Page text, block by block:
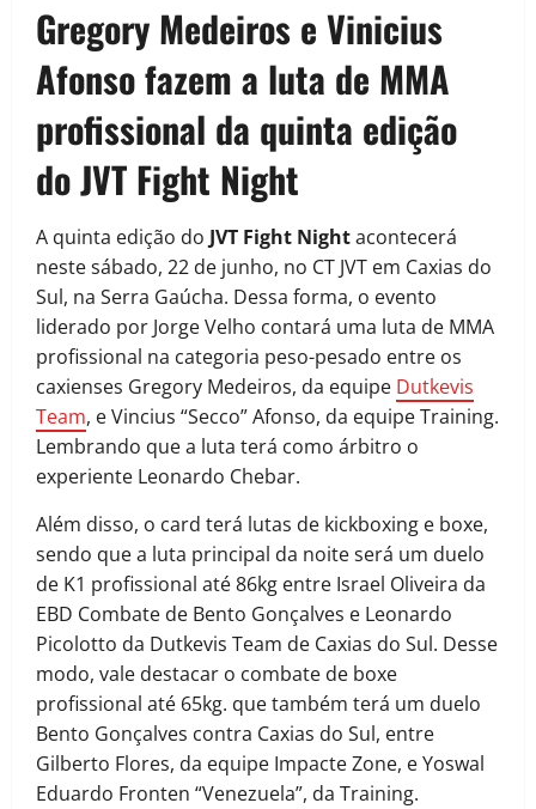
Gregory Medeiros e Vinicius
Afonso fazem a luta de MMA
profissional da quinta edição
do JVT Fight Night
A quinta edição do JVT Fight Nightacontecerá
neste sábado, 22 de junho, no CT JVT em Caxias do
Sul, na Serra Gaúcha. Dessa forma, o evento
liderado por Jorge Velho contará uma luta de MMA
profissional na categoria peso-pesado entre os
caxienses Gregory Medeiros, da equipe Dutkevis
Team, e Vincius “Secco” Afonso, da equipe Training.
Lembrando que a luta terá como árbitro o
experiente Leonardo Chebar.
Além disso, o card terá lutas de kickboxing e boxe,
sendo que a luta principal da noite será um duelo
de K1 profissional até 86kg entre Israel Oliveira da
EBD Combate de Bento Gonçalves e Leonardo
Picolotto da Dutkevis Team de Caxias do Sul. Desse
modo, vale destacar o combate de boxe
profissional até 65kg. que também terá um duelo
Bento Gonçalves contra Caxias do Sul, entre
Gilberto Flores, da equipe Impacte Zone, e Yoswal
Eduardo Fronten “Venezuela”, da Training.